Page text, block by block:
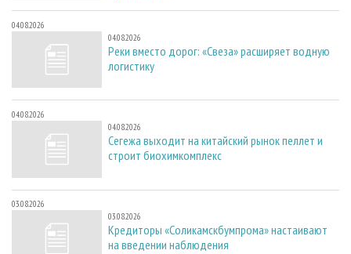
04.08.2026
04.08.2026
Реки вместо дорог: «Свеза» расширяет водную
логистику
04.08.2026
04.08.2026
Сегежа выходит на китайский рынок пеллет и
строит биохимкомплекс
03.08.2026
03.08.2026
Кредиторы «Соликамскбумпрома» настаивают
на введении наблюдения